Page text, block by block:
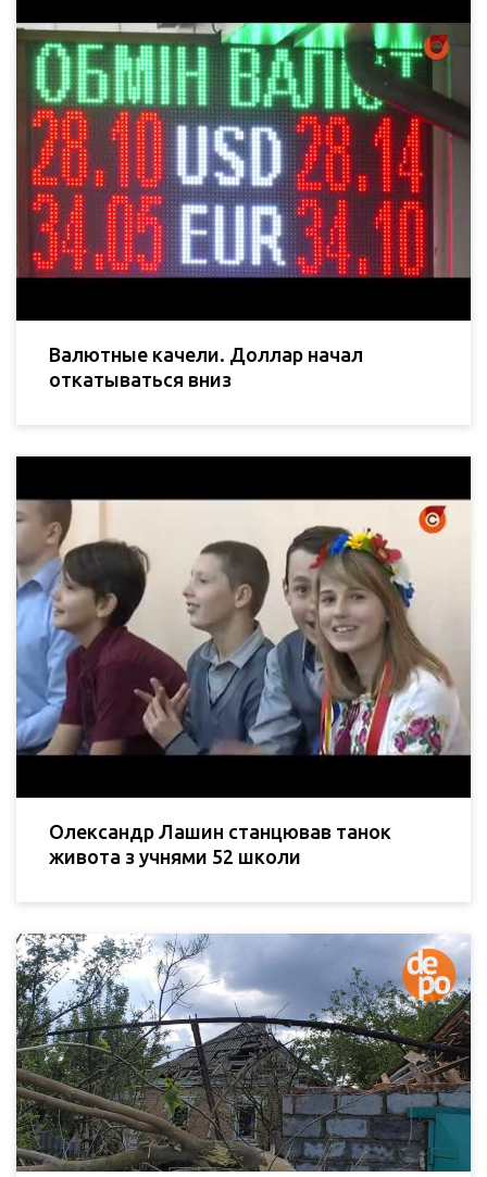
Валютные качели. Доллар начал
откатываться вниз
Олександр Лашин станцював танок
живота з учнями 52 школи